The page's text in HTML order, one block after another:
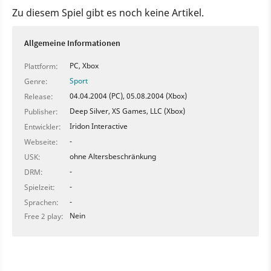
Zu diesem Spiel gibt es noch keine Artikel.
Allgemeine Informationen
Plattform:
PC, Xbox
Genre:
Sport
Release:
04.04.2004 (PC), 05.08.2004 (Xbox)
Publisher:
Deep Silver, XS Games, LLC (Xbox)
Entwickler:
Iridon Interactive
Webseite:
-
USK:
ohne Altersbeschränkung
DRM:
-
Spielzeit:
-
Sprachen:
-
Free 2 play:
Nein